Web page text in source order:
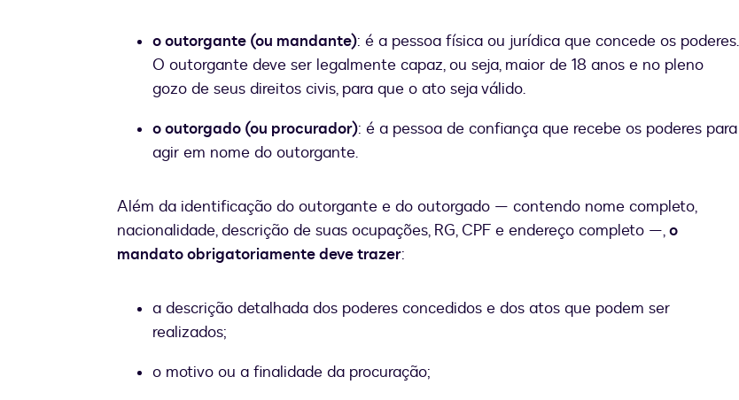
o outorgante (ou mandante): é a pessoa física ou jurídica que concede os poderes.
O outorgante deve ser legalmente capaz, ou seja, maior de 18 anos e no pleno
gozo de seus direitos civis, para que o ato seja válido.
o outorgado (ou procurador): é a pessoa de confiança que recebe os poderes para
agir em nome do outorgante.
Além da identificação do outorgante e do outorgado — contendo nome completo,
nacionalidade, descrição de suas ocupações, RG, CPF e endereço completo —,o
mandato obrigatoriamente deve trazer:
a descrição detalhada dos poderes concedidos e dos atos que podem ser
realizados;
o motivo ou a finalidade da procuração;